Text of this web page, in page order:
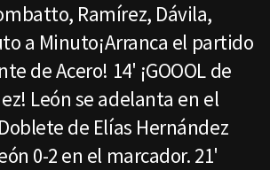
Ramírez, Dávila,
a Minuto¡Arranca el partido
de Acero! 14' ¡GOOOL de
León se adelanta en el
de Elías Hernández
0-2 en el marcador. 21'